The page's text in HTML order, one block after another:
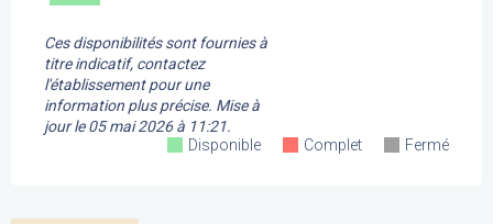
Ces disponibilités sont fournies à
titre indicatif, contactez
l'établissement pour une
information plus précise. Mise à
jour le05 mai 2026 à 11:21.
Disponible
Complet Fermé